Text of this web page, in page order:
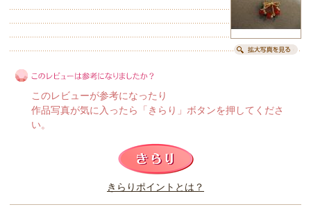
このレビューは参考になりましたか？
このレビューが参考になったり
作品写真が気に入ったら「きらり」ボタンを押してくださ
い。
きらりポイントとは？